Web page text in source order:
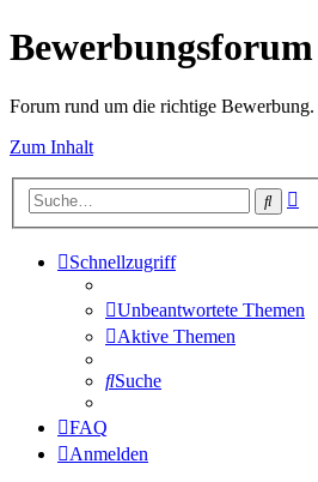
Bewerbungsforum
Forum rund um die richtige Bewerbung.
Zum Inhalt
Suche
Schnellzugriff
Unbeantwortete Themen
Aktive Themen
Suche
FAQ
Anmelden